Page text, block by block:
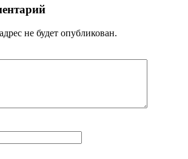
не будет опубликован.